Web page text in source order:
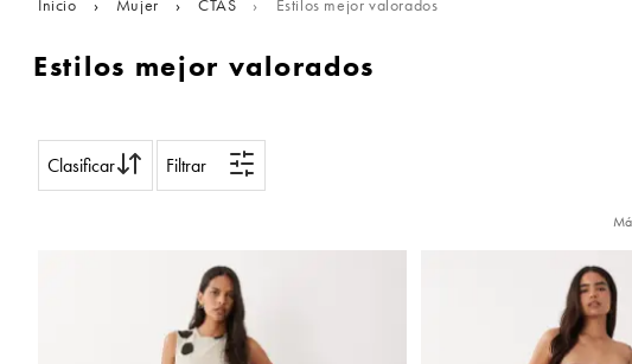
Inicio › Mujer › CTAS › Estilos mejor valorados
Estilos mejor valorados
Clasificar Filtrar